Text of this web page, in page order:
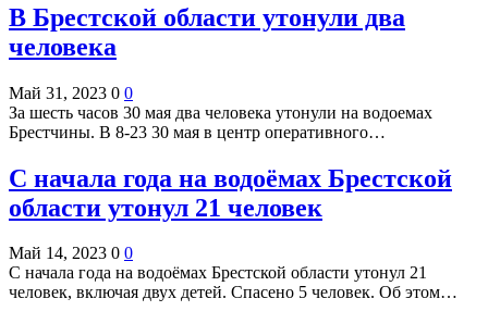
В Брестской области утонули два
человека
Май 31, 2023 0 0
За шесть часов 30 мая два человека утонули на водоемах
Брестчины. В 8-23 30 мая в центр оперативного…
С начала года на водоёмах Брестской
области утонул 21 человек
Май 14, 2023 0 0
С начала года на водоёмах Брестской области утонул 21
человек, включая двух детей. Спасено 5 человек. Об этом…